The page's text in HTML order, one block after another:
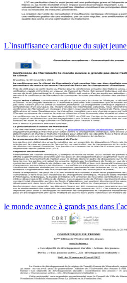
L`insuffisance cardiaque du sujet
le monde avance à grands pas dans